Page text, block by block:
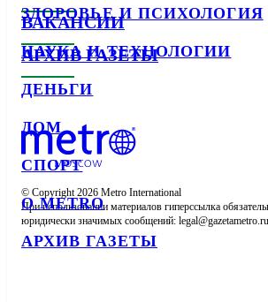
ЗДОРОВЬЕ И ПСИХОЛОГИЯ
НАУКА И ТЕХНОЛОГИИ
ДЕНЬГИ
ДОМ
СПОРТ
О METRO
АРХИВ ГАЗЕТЫ
ВАКАНСИИ
АРХИВ ГАЗЕТЫ
© Copyright 2026 Metro International
При использовании материалов гиперссылка
юридически значимых сообщений: